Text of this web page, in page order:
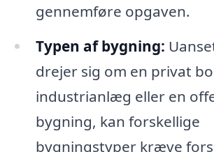
gennemføre opgaven.
Typen af bygning:
drejer sig om en privat
industrianlæg eller en
bygning, kan forskellige
bygningstyper kræve